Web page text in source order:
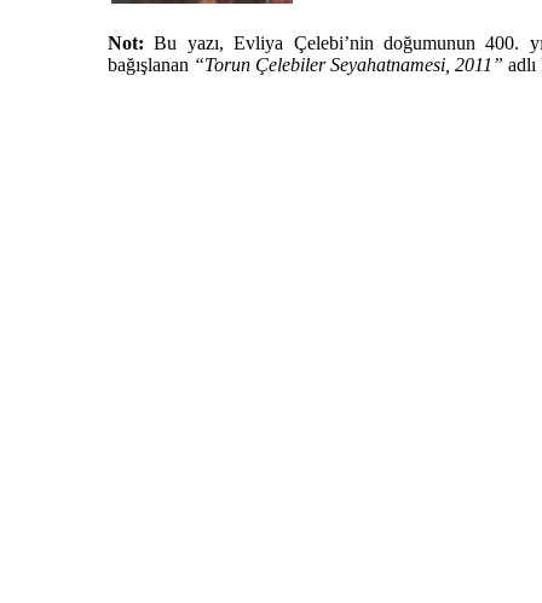
Not: Bu yazı, Evliya Çelebi’nin doğumunun 400.
bağışlanan “Torun Çelebiler Seyahatnamesi, 2011”